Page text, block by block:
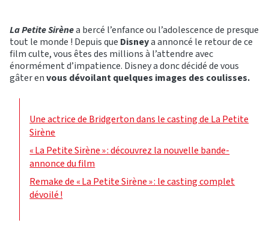
La Petite Sirènea bercé l’enfance ou l’adolescence de presque
tout le monde ! Depuis que Disneya annoncé le retour de ce
film culte, vous êtes des millions à l’attendre avec
énormément d’impatience. Disney a donc décidé de vous
gâter envous dévoilant quelques images des coulisses.
Une actrice de Bridgerton dans le casting de La Petite
Sirène
« La Petite Sirène » : découvrez la nouvelle bande-
annonce du film
Remake de « La Petite Sirène » : le casting complet
dévoilé !